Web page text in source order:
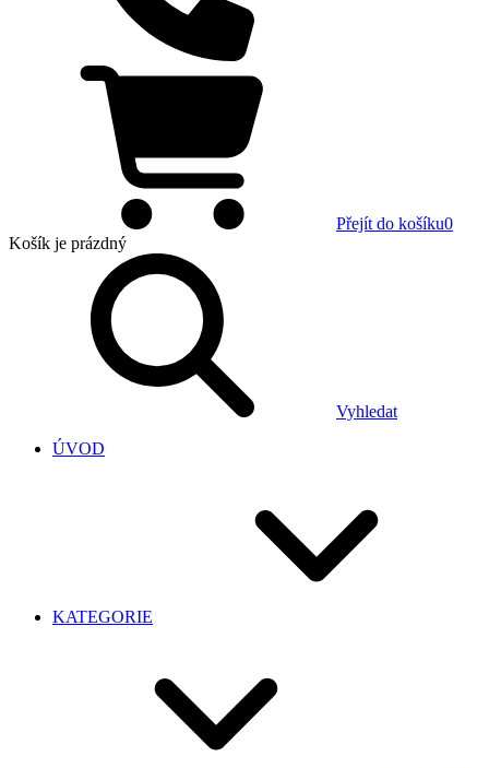
Přejít do košíku0
Košík je prázdný
Vyhledat
ÚVOD
KATEGORIE